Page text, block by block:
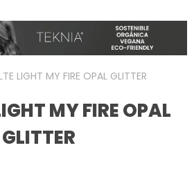
LIGHT MY FIRE OPAL GLITTER
MY FIRE OPAL
GLITTER